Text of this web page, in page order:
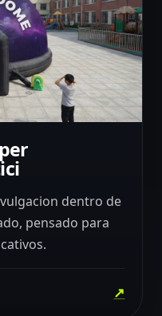
dentro de
pensado para
↗